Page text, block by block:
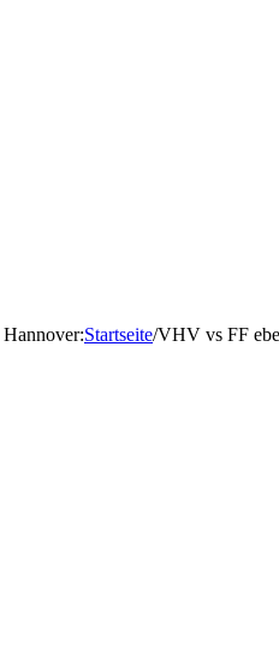
:Startseite/VHV vs FF